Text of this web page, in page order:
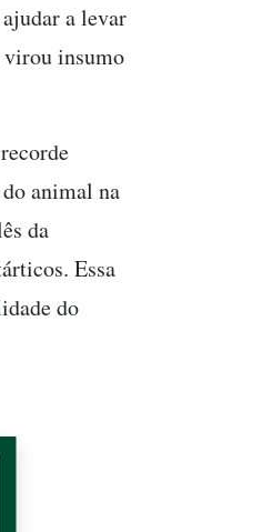
a levar
virou insumo
animal na
da
Essa
do